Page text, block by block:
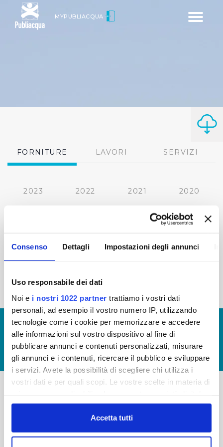
Consenso Dettagli Impostazioni degli annunci
Uso responsabile dei dati
Noi e i nostri 1022 partner trattiamo i vostri dati
personali, ad esempio il vostro numero IP, utilizzando
tecnologie come i cookie per memorizzare e accedere
alle informazioni sul vostro dispositivo al fine di
pubblicare annunci e contenuti personalizzati, misurare
gli annunci e i contenuti, ricercare il pubblico e sviluppare
i servizi. Avete la possibilità di scegliere chi utilizza i
vostri dati e per quali scopi. Le vostre scelte in materia di
in cui avete effettuato le vostre scelte. È possibile
modificare o revocare il proprio consenso in qualsiasi
momento dalla Dichiarazione sui cookie o facendo clic
Accetta tutti
Toggle
MYPUBLIACQUA
FORNITURE LAVORI SERVIZI
2023 2022 2021 2020
2016
2015 2014 2013 2012
2010
© Copyright 2017 - 2026
GLOSSARIO
GIUDICA IL SERVIZIO
LAVORA CON NOI
Via Villamagna 90/c -
-
FAQ
PRIVACY POLICY